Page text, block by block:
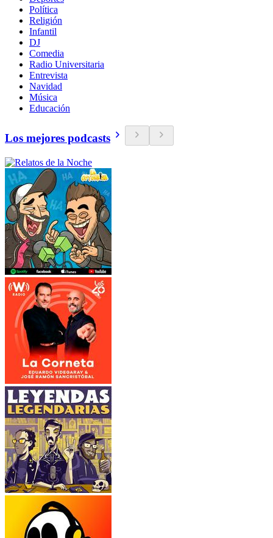
Política
Religión
Infantil
DJ
Comedia
Radio Universitaria
Entrevista
Navidad
Música
Educación
Los mejores podcasts